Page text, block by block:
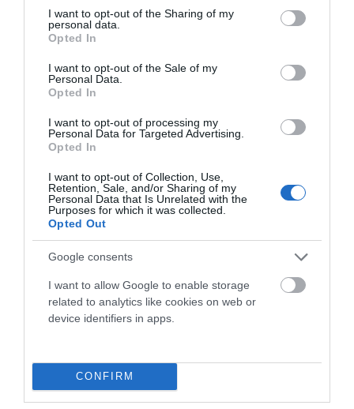
not limited to your visit or usage behaviour. You may click to
grant or deny consent to Google and its third-party tags to
use your data for below specified purposes in below Google
consent section.
I want to opt-out of the Sharing of my
personal data.
Opted In
I want to opt-out of the Sale of my
Personal Data.
Opted In
I want to opt-out of processing my
Personal Data for Targeted Advertising.
Opted In
I want to opt-out of Collection, Use,
Retention, Sale, and/or Sharing of my
Personal Data that Is Unrelated with the
Purposes for which it was collected.
Opted Out
Google consents
I want to allow Google to enable storage
related to analytics like cookies on web or
device identifiers in apps.
CONFIRM
DÍA DEL PADRE: CUANDO LA BICICLETA TAMBIÉN
UNE GENERACIONES
siempre ha habido una bicicleta de por medio,...
Leer Más
TAMUSIA BIKE LOOP RACE 2026 ABRIÓ LA COPA
DE ESPAÑA GRAVEL 2026 EN TORREORGAZ
Gravel 2026 en Torreorgaz con gran participación y
espectáculo...
Leer Más